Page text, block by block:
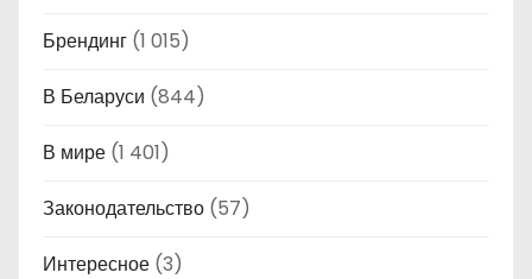
Брендинг (1 015)
В Беларуси (844)
В мире (1 401)
Законодательство (57)
Интересное (3)